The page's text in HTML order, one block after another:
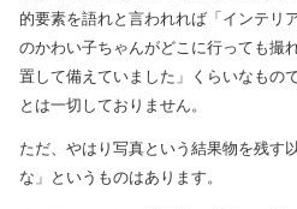
的要素を語れと言われれば「インテリ
のかわい子ちゃんがどこに行っても撮
置して備えていました」くらいなもの
とは一切しておりません。
ただ、やはり写真という結果物を残す
な」というものはあります。